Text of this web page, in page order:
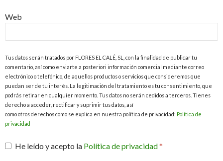
Web
Tus datos serán tratados por FLORES EL CALÉ, SL, con la finalidad de publicar tu
comentario, así como enviarte a posteriori información comercial mediante correo
electrónico o telefónico, de aquellos productos o servicios que consideremos que
puedan ser de tu interés. La legitimación del tratamiento es tu consentimiento, que
podrás retirar en cualquier momento. Tus datos no serán cedidos a terceros. Tienes
derecho a acceder, rectificar y suprimir tus datos, así
como otros derechos como se explica en nuestra política de privacidad: Política de
privacidad
He leído y acepto la Política de privacidad*